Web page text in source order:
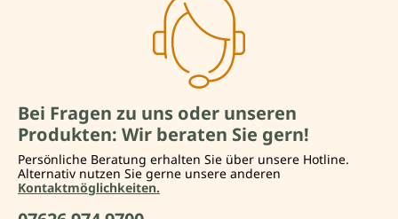
Bei Fragen zu uns oder unseren
Produkten: Wir beraten Sie gern!
Persönliche Beratung erhalten Sie über unsere Hotline.
Alternativ nutzen Sie gerne unsere anderen
Kontaktmöglichkeiten.